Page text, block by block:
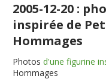
2005-12-20 :
inspirée de
Hommages
Photosd'une figurine
Hommages